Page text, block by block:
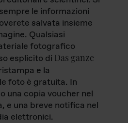
le informazioni
salvata insieme
Qualsiasi
fotografico
esplicito di Das ganze
e la
foto è gratuita. In
una copia voucher nel
e una breve notifica nel
elettronici.